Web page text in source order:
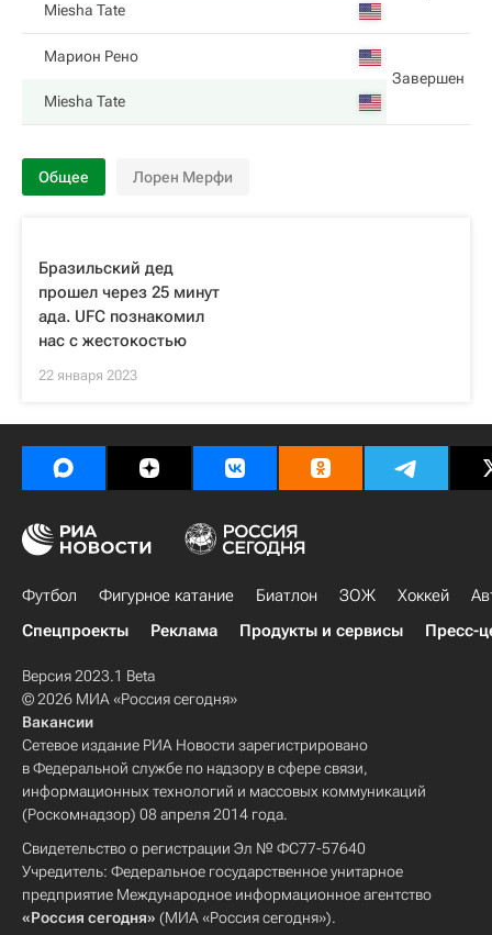
Miesha Tate
Марион Рено
Завершен
Miesha Tate
Общее Лорен Мерфи
Бразильский дед
прошел через 25 минут
ада. UFC познакомил
нас с жестокостью
22 января 2023
Футбол Фигурное катание Биатлон ЗОЖ Хоккей
Спецпроекты
Реклама Продукты и сервисы Пресс-
Версия 2023.1 Beta
© 2026 МИА «Россия сегодня»
Вакансии
Сетевое издание РИА Новости зарегистрировано
в Федеральной службе по надзору в сфере связи,
информационных технологий и массовых коммуникаций
(Роскомнадзор) 08 апреля 2014 года.
Свидетельство о регистрации Эл № ФС77-57640
Учредитель: Федеральное государственное унитарное
предприятие Международное информационное агентство
«Россия сегодня» (МИА «Россия сегодня»).